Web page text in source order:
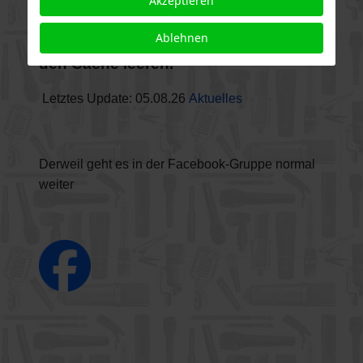
und da die Seite nochmal
aktualisieren müsst, vielleicht auch
den Cache leeren.
Letztes Update: 05.08.26 Aktuelles
Derweil geht es in der Facebook-Gruppe normal
weiter
Ablehnen